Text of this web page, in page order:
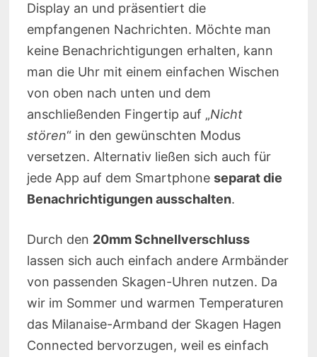
Display an und präsentiert die
empfangenen Nachrichten. Möchte man
keine Benachrichtigungen erhalten, kann
man die Uhr mit einem einfachen Wischen
von oben nach unten und dem
anschließenden Fingertip auf „Nicht
stören“ in den gewünschten Modus
versetzen. Alternativ ließen sich auch für
jede App auf dem Smartphone separat die
Benachrichtigungen ausschalten.
Durch den 20mm Schnellverschluss
lassen sich auch einfach andere Armbänder
von passenden Skagen-Uhren nutzen. Da
wir im Sommer und warmen Temperaturen
das Milanaise-Armband der Skagen Hagen
Connected bervorzugen, weil es einfach